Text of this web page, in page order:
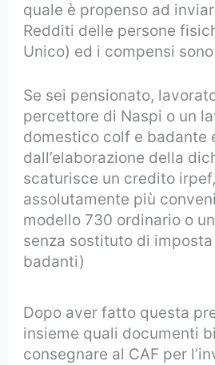
quale è propenso ad
Redditi delle persone
Unico) ed i compensi
Se sei pensionato,
percettore di Naspi o un
domestico colf e badante
dall’elaborazione della
scaturisce un credito
assolutamente più
modello 730 ordinario o
senza sostituto di
badanti)
Dopo aver fatto questa
insieme quali documenti
consegnare al CAF per